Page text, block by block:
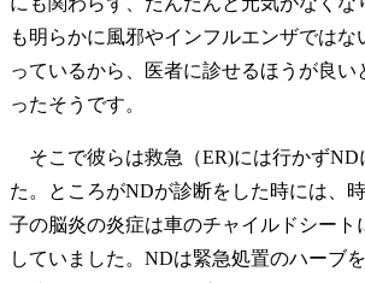
も明らかに風邪やインフルエンザではな
っているから、医者に診せるほうが良い
ったそうです。
そこで彼らは救急（ER)には行かずND
た。ところがNDが診断をした時には、
子の脳炎の炎症は車のチャイルドシート
していました。NDは緊急処置のハーブ